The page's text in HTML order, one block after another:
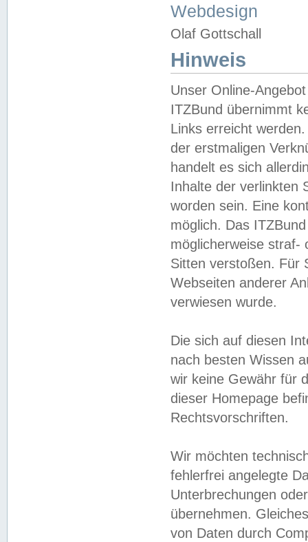
Webdesign
Olaf Gottschall
Hinweis
Unser Online-
ITZBund übernimmt
Links erreicht
der erstmaligen
handelt es sich
Inhalte der verlinkten
worden sein. Eine
möglich. Das
möglicherweise straf-
Sitten verstoßen. Für
Webseiten anderer
verwiesen wurde.
Die sich auf diesen
nach besten Wissen
wir keine Gewähr für
dieser Homepage
Rechtsvorschriften.
Wir möchten
fehlerfrei angelegte
Unterbrechungen
übernehmen.
von Daten durch